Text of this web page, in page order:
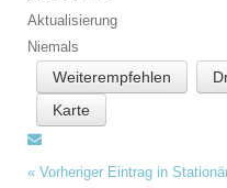
Aktualisierung
Niemals
Weiterempfehlen
Karte
« Vorheriger Eintrag in